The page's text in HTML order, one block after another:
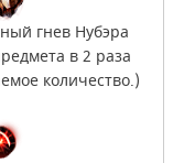
гнев Нубэра
в 2 раза
количество.)